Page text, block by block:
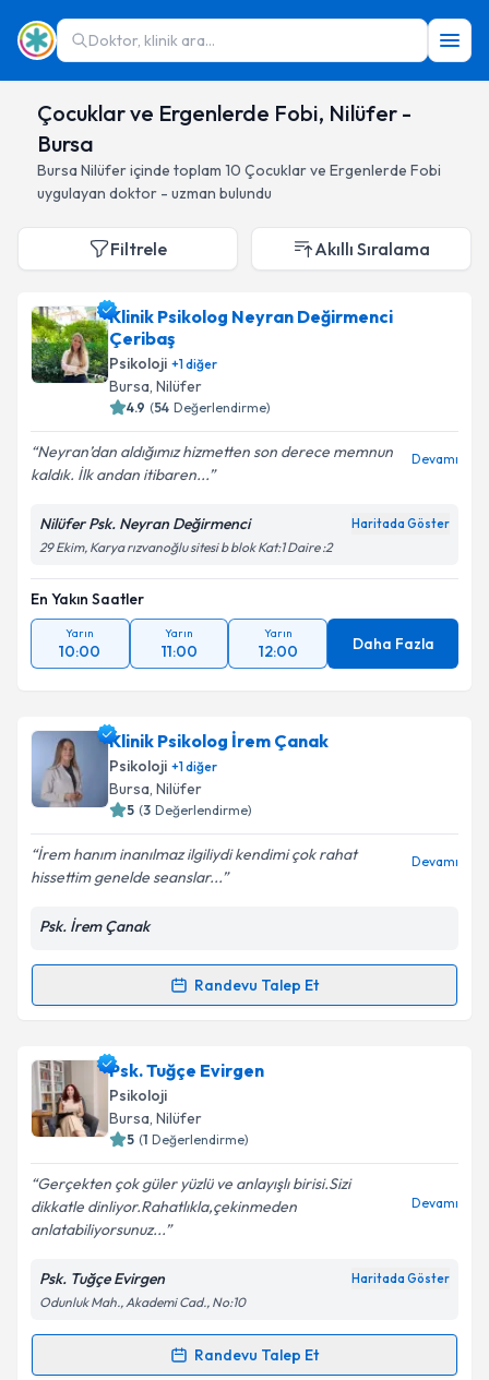
Doktor, klinik ara...
Çocuklar ve Ergenlerde Fobi, Nilüfer -
Bursa
Bursa Nilüferiçinde toplam 10 Çocuklar ve Ergenlerde Fobi
uygulayan doktor - uzman bulundu
Filtrele Akıllı Sıralama
Klinik Psikolog Neyran Değirmenci
Çeribaş
Psikoloji +1diğer
Bursa, Nilüfer
4.9 (54 Değerlendirme)
Neyran’dan aldığımız hizmetten son derece memnun
kaldık. İlk andan itibaren...
Devamı
Nilüfer Psk. Neyran Değirmenci Haritada Göster
29 Ekim, Karya rızvanoğlu sitesi b blok Kat:1 Daire :2
En Yakın Saatler
Yarın
10:00
Yarın
11:00
Yarın
12:00 Daha Fazla
Klinik Psikolog İrem Çanak
Psikoloji +1diğer
Bursa, Nilüfer
5 (3 Değerlendirme)
İrem hanım inanılmaz ilgiliydi kendimi çok rahat
hissettim genelde seanslar...
Devamı
Psk. İrem Çanak
Randevu Talep Et
Randevu Takvimi Talebi
Klinik Psikolog İrem Çanak
talebi oluşturun. Size bu uzmandan randevu almanız
için bir takvim hazırlandığında e-posta ile
bilgilendireceğiz.
E-posta Adresiniz
Kişisel verilerimin işlenmesine ilişkin
Aydınlatma
Metni'ni okudum ve kişisel verilerimin belirtilen
Psk. Tuğçe Evirgen
Psikoloji
Bursa, Nilüfer
5 (1 Değerlendirme)
Gerçekten çok güler yüzlü ve anlayışlı birisi.Sizi
dikkatle dinliyor.Rahatlıkla,çekinmeden
anlatabiliyorsunuz...
Devamı
Psk. Tuğçe Evirgen Haritada Göster
Odunluk Mah., Akademi Cad., No:10
Randevu Talep Et
Randevu Takvimi Talebi